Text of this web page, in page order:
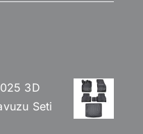
3D
Seti